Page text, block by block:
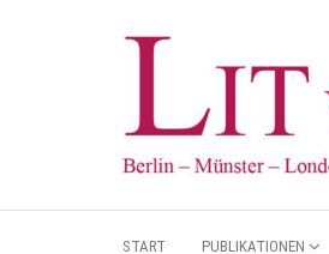
START PUBLIKATIONEN